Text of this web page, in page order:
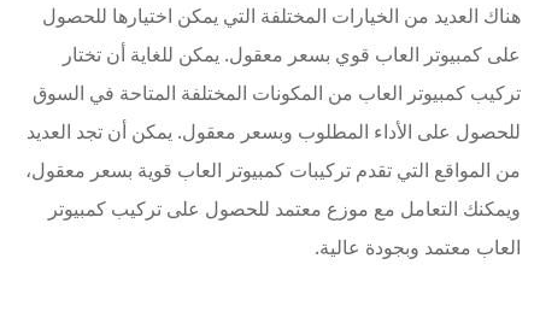
هناك العديد من الخيارات المختلفة التي يمكن اختيارها للحصول
على كمبيوتر العاب قوي بسعر معقول. يمكن للغاية أن تختار
تركيب كمبيوتر العاب من المكونات المختلفة المتاحة في السوق
للحصول على الأداء المطلوب وبسعر معقول. يمكن أن تجد العديد
من المواقع التي تقدم تركيبات كمبيوتر العاب قوية بسعر معقول،
ويمكنك التعامل مع موزع معتمد للحصول على تركيب كمبيوتر
العاب معتمد وبجودة عالية.